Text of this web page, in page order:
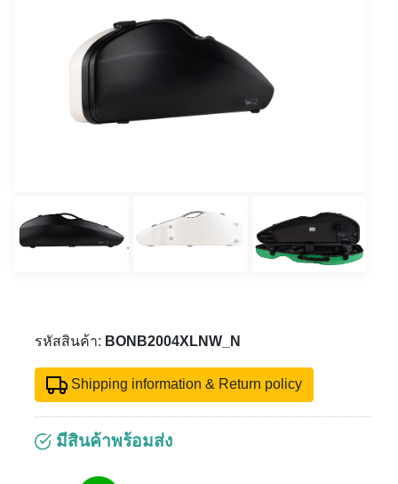
รหัสสินค้า: BONB2004XLNW_N
Shipping information & Return policy
มีสินค้าพร้อมส่ง